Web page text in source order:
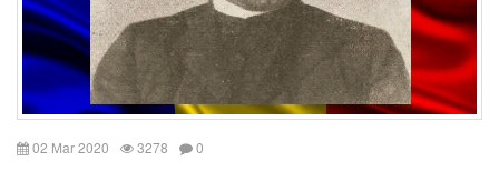
02 Mar 2020 3278 0